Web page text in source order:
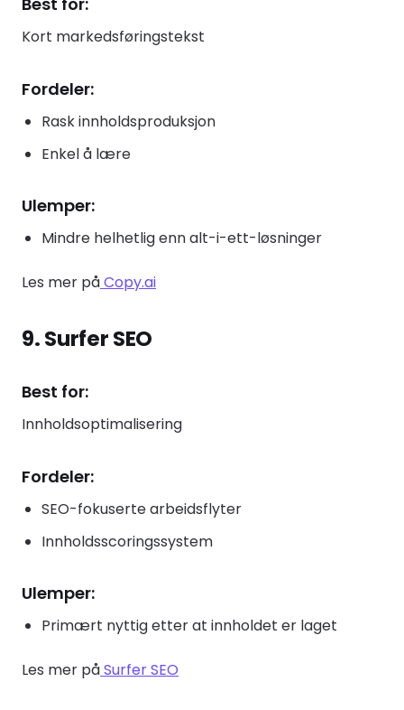
Kort markedsføringstekst
Fordeler:
Rask innholdsproduksjon
Enkel å lære
Ulemper:
Mindre helhetlig enn alt-i-ett-løsninger
Les mer påCopy.ai
9. Surfer SEO
Best for:
Innholdsoptimalisering
Fordeler:
SEO-fokuserte arbeidsflyter
Innholdsscoringssystem
Ulemper:
Primært nyttig etter at innholdet er laget
Les mer påSurfer SEO